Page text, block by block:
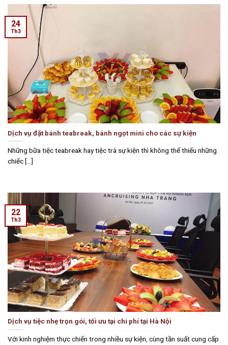
Dịch vụ đặt bánh teabreak, bánh ngọt mini cho các sự kiện
Những bữa tiệc teabreak hay tiệc trà sự kiện thì không thể thiếu những
chiếc [...]
24
Th3
Dịch vụ tiệc nhẹ trọn gói, tối ưu tại chi phí tại Hà Nội
Với kinh nghiệm thực chiến trong nhiều sự kiện, cùng tần suất cung cấp
22
Th3